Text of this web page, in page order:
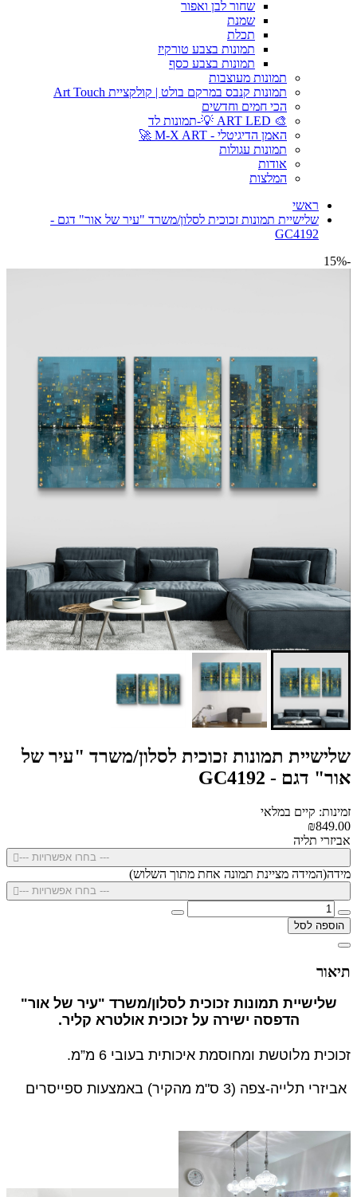
שחור לבן ואפור
שמנת
תכלת
תמונות בצבע טורקיז
תמונות בצבע כסף
תמונות מעוצבות
תמונות קנבס במרקם בולט | קולקציית Art Touch
הכי חמים וחדשים
🎨 ART LED 💡-תמונות לד
האמן הדיגיטלי - M-X ART 🚀
תמונות עגולות
אודות
המלצות
ראשי
שלישיית תמונות זכוכית לסלון/משרד "עיר של אור" דגם -
GC4192
-15%
שלישיית תמונות זכוכית לסלון/משרד "עיר של
אור" דגם - GC4192
זמינות: קיים במלאי
₪849.00
אביזרי תליה
--- בחרו אפשרויות ---
מידה(המידה מציינת תמונה אחת מתוך השלוש)
--- בחרו אפשרויות ---
הוספה לסל
תיאור
שלישיית תמונות זכוכית לסלון/משרד "עיר של אור"
הדפסה ישירה על זכוכית אולטרא קליר.
זכוכית מלוטשת ומחוסמת איכותית בעובי 6 מ”מ.
אביזרי תלייה-צפה (3 ס"מ מהקיר) באמצעות ספייסרים